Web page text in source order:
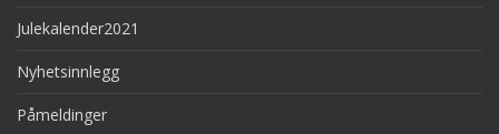
Julekalender2021
Nyhetsinnlegg
Påmeldinger